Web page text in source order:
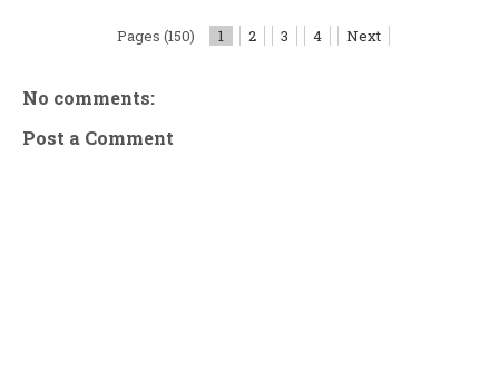
Pages (150) 1 2 3 4 Next
No comments:
Post a Comment